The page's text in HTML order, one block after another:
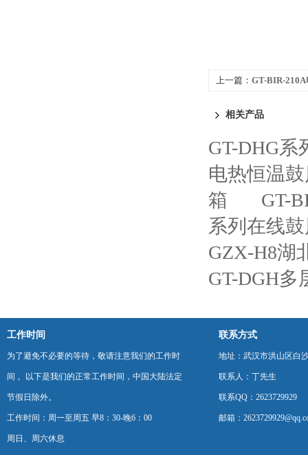
上一篇： GT-BIR-
相关产品
GT-DHG
电热恒温
箱
GT-
系列在线
GZX-H8湖
GT-DGH多
工作时间
为了避免不必要的等待，敬请注意我们的工作时
间 。以下是我们的正常工作时间，中国大陆法定
节假日除外。
工作时间：周一至周五 早8：30-晚6：00
周日、周六休息
联系方式
地址：武汉市洪山区白
联系人：丁先生
联系QQ：2623729929
邮箱：